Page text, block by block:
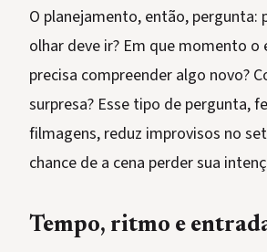
O planejamento, então, pergunta:
olhar deve ir? Em que momento o
precisa compreender algo novo?
surpresa? Esse tipo de pergunta,
filmagens, reduz improvisos no
chance de a cena perder sua
Tempo, ritmo e